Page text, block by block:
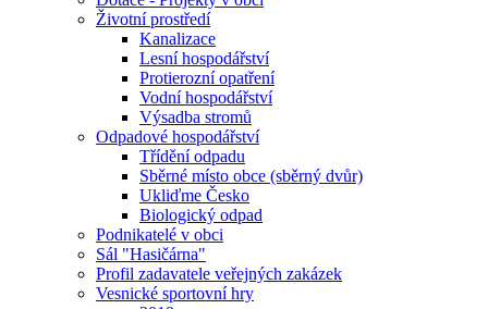
Životní prostředí
Kanalizace
Lesní hospodářství
Protierozní opatření
Vodní hospodářství
Výsadba stromů
Odpadové hospodářství
Třídění odpadu
Sběrné místo obce (sběrný dvůr)
Ukliďme Česko
Biologický odpad
Podnikatelé v obci
Sál "Hasičárna"
Profil zadavatele veřejných zakázek
Vesnické sportovní hry